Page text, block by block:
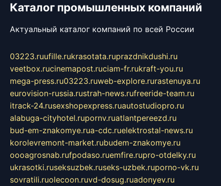
Каталог промышленных компаний
Актуальный каталог компаний по всей России
03223.ruufille.rukrasotata.ruprazdnikdushi.ru
veetbox.rucinemapost.ruciam-fr.rukraft-you.ru
mega-press.ru03223.ruweb-explore.rurastenuya.ru
eurovision-russia.rustrah-news.rufreeride-team.ru
itrack-24.rusexshopexpress.ruautostudiopro.ru
alabuga-cityhotel.rupornv.ruatlantpereezd.ru
bud-em-znakomye.rua-cdc.ruelektrostal-news.ru
korolevremont-market.rubudem-znakomye.ru
oooagrosnab.rufpodaso.ruemfire.rupro-otdelky.ru
ukrasotki.ruseksuzbek.ruseks-uzbek.ruporno-vk.ru
sovratili.ruolecoon.ruvd-dosug.ruadonyev.ru